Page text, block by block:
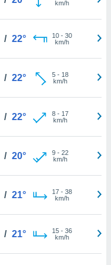
km/h
/ 22° 10- 30
km/h
/ 22° 5- 18
km/h
/ 22° 8- 17
km/h
/ 20° 9- 22
km/h
/ 21° 17- 38
km/h
/ 21° 15- 36
km/h